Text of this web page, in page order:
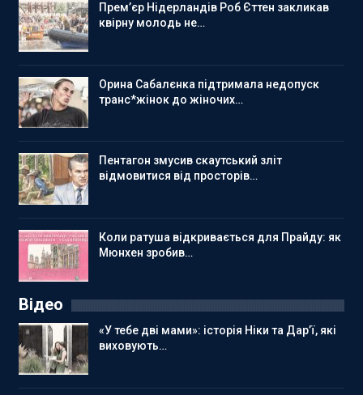
Прем’єр Нідерландів Роб Єттен закликав
квірну молодь не…
Орина Сабалєнка підтримала недопуск
транс*жінок до жіночих…
Пентагон змусив скаутський зліт
відмовитися від просторів…
Коли ратуша відкривається для Прайду: як
Мюнхен зробив…
Відео
«У тебе дві мами»: історія Ніки та Дар’ї, які
виховують…